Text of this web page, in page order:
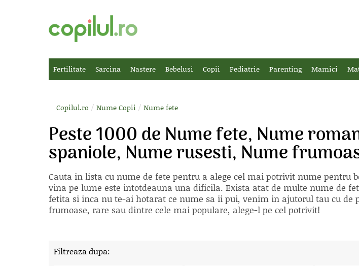
Fertilitate Sarcina Nastere Bebelusi Copii Pediatrie Parenting Mamici
Copilul.ro / Nume Copii / Nume fete
Peste 1000 de Nume fete, Nume
spaniole, Nume rusesti, Nume
Cauta in lista cu nume de fete pentru a alege cel mai potrivit nume pentru
vina pe lume este intotdeauna una dificila. Exista atat de multe nume de
fetita si inca nu te-ai hotarat ce nume sa ii pui, venim in ajutorul tau cu de
frumoase, rare sau dintre cele mai populare, alege-l pe cel potrivit!
Filtreaza dupa: